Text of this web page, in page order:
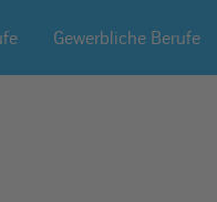
Gewerbliche Berufe